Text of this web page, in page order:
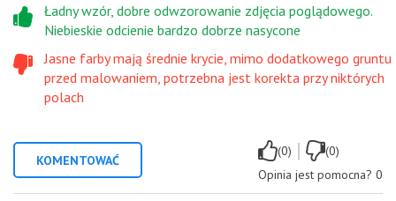
Jasne farby mają średnie krycie, mimo dodatkowego gruntu
przed malowaniem, potrzebna jest korekta przy niktórych
polach
Ładny wzór, dobre odwzorowanie zdjęcia poglądowego.
Niebieskie odcienie bardzo dobrze nasycone
KOMENTOWAĆ
(0) |
(0)
Opinia jest pomocna? 0